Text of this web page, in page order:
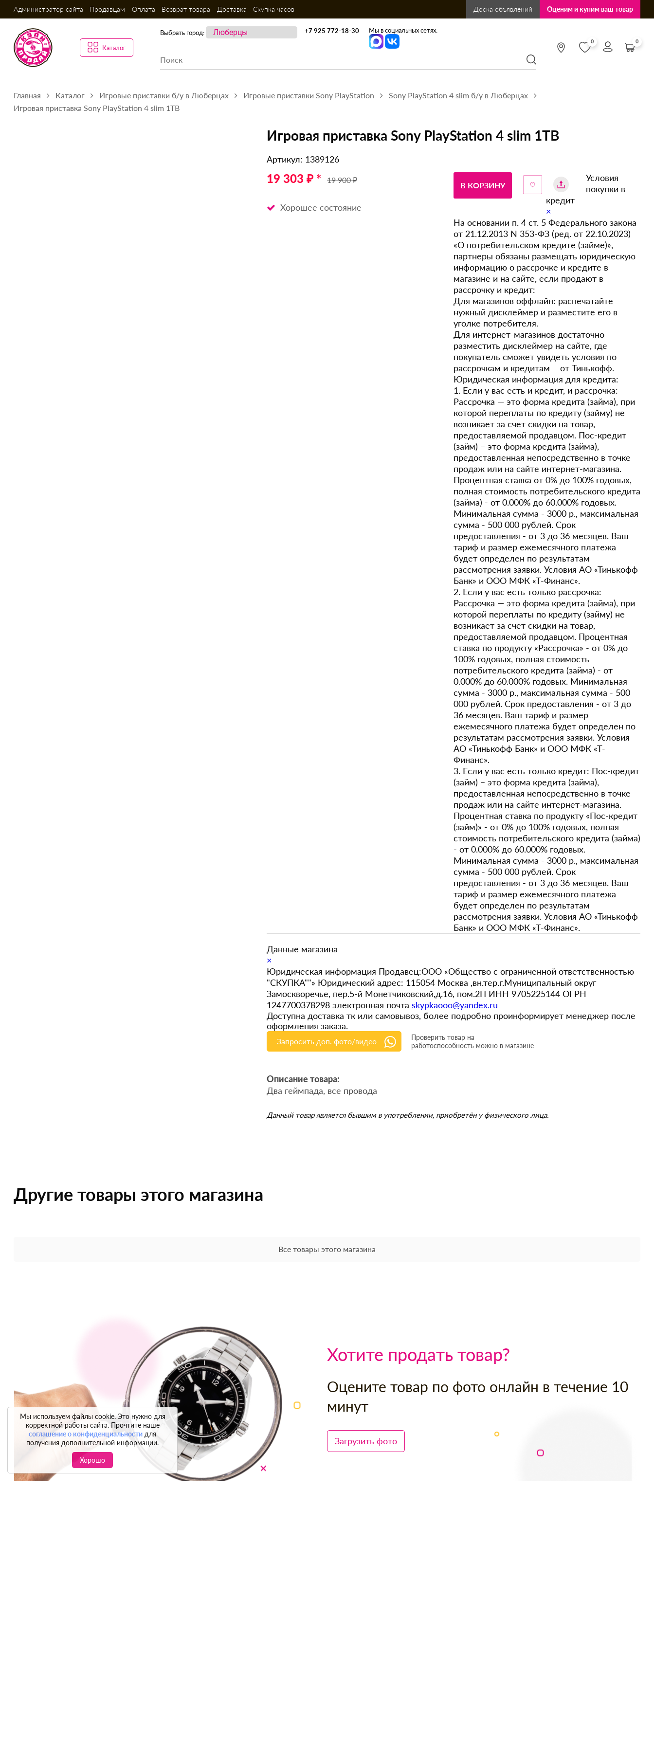
Администратор сайта Продавцам Оплата Возврат товара Доставка Скупка часов Доска объявлений Оценим и купим ваш товар
Каталог
Выбрать город: +7 925 772-18-30 Мы в социальных сетях:
0 0
Главная Каталог Игровые приставки б/у в Люберцах Игровые приставки Sony PlayStation
Sony PlayStation 4 slim б/у в Люберцах
Игровая приставка Sony PlayStation 4 slim 1TB
Игровая приставка Sony PlayStation 4 slim 1TB
Артикул: 1389126
19 303 ₽ * 19 900 ₽
Хорошее состояние
В КОРЗИНУ
Условия
покупки в
кредит
×
На основании п. 4 ст. 5 Федерального закона
от 21.12.2013 N 353-ФЗ (ред. от 22.10.2023)
«О потребительском кредите (займе)»,
партнеры обязаны размещать юридическую
информацию о рассрочке и кредите в
магазине и на сайте, если продают в
рассрочку и кредит:
Для магазинов оффлайн: распечатайте
нужный дисклеймер и разместите его в
уголке потребителя.
Для интернет-магазинов достаточно
разместить дисклеймер на сайте, где
покупатель сможет увидеть условия по
рассрочкам и кредитам от Тинькофф.
Юридическая информация для кредита:
1. Если у вас есть и кредит, и рассрочка:
Рассрочка — это форма кредита (займа), при
которой переплаты по кредиту (займу) не
возникает за счет скидки на товар,
предоставляемой продавцом. Пос-кредит
(займ) – это форма кредита (займа),
предоставленная непосредственно в точке
продаж или на сайте интернет-магазина.
Процентная ставка от 0% до 100% годовых,
полная стоимость потребительского кредита
(займа) - от 0.000% до 60.000% годовых.
Минимальная сумма - 3000 р., максимальная
сумма - 500 000 рублей. Срок
предоставления - от 3 до 36 месяцев. Ваш
тариф и размер ежемесячного платежа
будет определен по результатам
рассмотрения заявки. Условия АО «Тинькофф
Банк» и ООО МФК «Т-Финанс».
2. Если у вас есть только рассрочка:
Рассрочка — это форма кредита (займа), при
которой переплаты по кредиту (займу) не
возникает за счет скидки на товар,
предоставляемой продавцом. Процентная
ставка по продукту «Рассрочка» - от 0% до
100% годовых, полная стоимость
потребительского кредита (займа) - от
0.000% до 60.000% годовых. Минимальная
сумма - 3000 р., максимальная сумма - 500
000 рублей. Срок предоставления - от 3 до
36 месяцев. Ваш тариф и размер
ежемесячного платежа будет определен по
результатам рассмотрения заявки. Условия
АО «Тинькофф Банк» и ООО МФК «Т-
Финанс».
3. Если у вас есть только кредит: Пос-кредит
(займ) – это форма кредита (займа),
предоставленная непосредственно в точке
продаж или на сайте интернет-магазина.
Процентная ставка по продукту «Пос-кредит
(займ)» - от 0% до 100% годовых, полная
стоимость потребительского кредита (займа)
- от 0.000% до 60.000% годовых.
Минимальная сумма - 3000 р., максимальная
сумма - 500 000 рублей. Срок
предоставления - от 3 до 36 месяцев. Ваш
тариф и размер ежемесячного платежа
будет определен по результатам
рассмотрения заявки. Условия АО «Тинькофф
Банк» и ООО МФК «Т-Финанс».
Данные магазина
×
Юридическая информация Продавец:ООО «Общество с ограниченной ответственностью
"СКУПКА""» Юридический адрес: 115054 Москва ,вн.тер.г.Муниципальный округ
Замоскворечье, пер.5-й Монетчиковский,д.16, пом.2П ИНН 9705225144 ОГРН
1247700378298 электронная почта skypkaooo@yandex.ru
Доступна доставка тк или самовывоз, более подробно проинформирует менеджер после
оформления заказа.
Запросить доп. фото/видео
Проверить товар на
работоспособность можно в магазине
Описание товара:
Два геймпада, все провода
Данный товар является бывшим в употреблении, приобретён у физического лица.
Другие товары этого магазина
Все товары этого магазина
Хотите продать товар?
Оцените товар по фото онлайн в течение 10
минут
Загрузить фото
Мы используем файлы cookie. Это нужно для
корректной работы сайта. Прочтите наше
соглашение о конфиденциальности для
получения дополнительной информации.
Хорошо